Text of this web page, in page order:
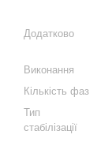
Додатково
Виконання
Кількість фаз
Тип
стабілізації